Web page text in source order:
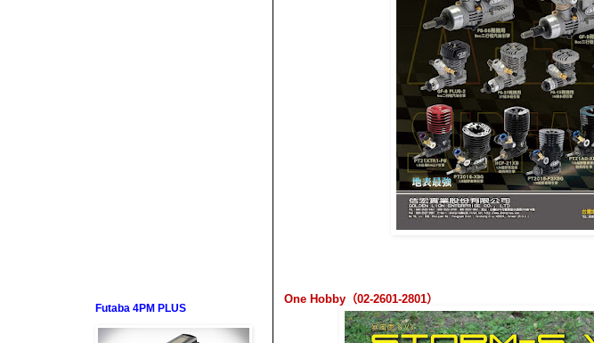
One Hobby （02-2601-2801）
Futaba 4PM PLUS